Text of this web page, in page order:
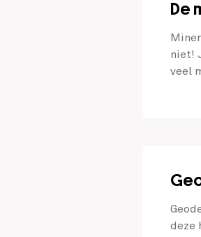
De
niet!
veel
deze